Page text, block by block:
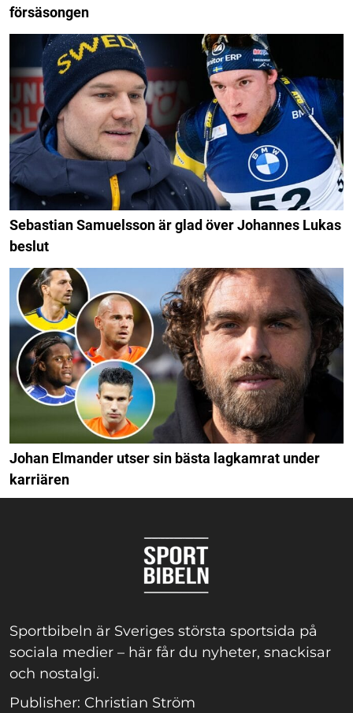
försäsongen
Sebastian Samuelsson är glad över Johannes Lukas
beslut
Johan Elmander utser sin bästa lagkamrat under
karriären
Sportbibeln är Sveriges största sportsida på
sociala medier – här får du nyheter, snackisar
och nostalgi.
Publisher: Christian Ström